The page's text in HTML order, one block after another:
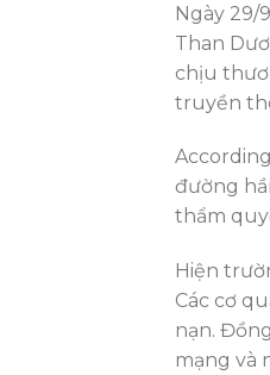
Ngày 29/
Than
chịu
truyền
đường
thẩm
Hiện
Các cơ
nạn.
mạng và